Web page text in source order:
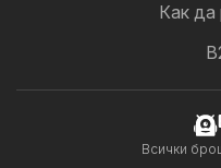
Как да
Всички